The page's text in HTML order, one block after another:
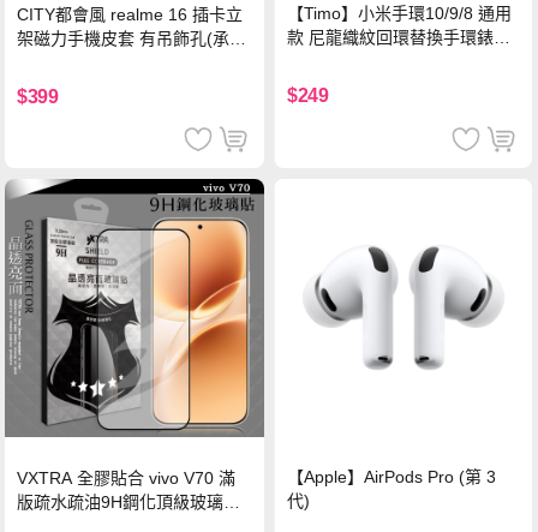
CITY都會風 realme 16 插卡立
架磁力手機皮套 有吊飾孔(承諾
$399
【Timo】小米手環10/9/8 通用
款 尼龍織紋回環替換手環錶帶-
$249
VXTRA 全膠貼合 vivo V70 滿
版疏水疏油9H鋼化頂級玻璃貼
【Apple】AirPods Pro (第 3
代)